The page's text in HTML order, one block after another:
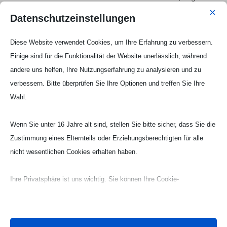
TV Haan in der Solinger Sporthalle Wittkulle.
Am kommenden Samstag empfängt die JSG
TVK/ART den bislang noch verlustpunktfreien
Tabellenführer TV Lobberich. Die Partie findet um
16 Uhr in der Waldsporthalle in Korschenbroich
statt. „Wir hoffen, dass zahlreiche Zuschauer in die
Coach Robert Russek.
Aufstellung und Torschützen der JSG TVK/ART im
Katja Grewe – Laura Wolf (2), Lara Alt, Annika
Russek (7/2), Sina Meyer (3)
Datenschutzeinstellungen ×
Diese Website verwendet Cookies, um Ihre Erfahrung zu verbessern.
Einige sind für die Funktionalität der Website unerlässlich, während
andere uns helfen, Ihre Nutzungserfahrung zu analysieren und zu
verbessern. Bitte überprüfen Sie Ihre Optionen und treffen Sie Ihre
Wahl.
Wenn Sie unter 16 Jahre alt sind, stellen Sie bitte sicher, dass Sie die
Zustimmung eines Elternteils oder Erziehungsberechtigten für alle
nicht wesentlichen Cookies erhalten haben.
Ihre Privatsphäre ist uns wichtig. Sie können Ihre Cookie-
Sie können Ihre Präferenzen jederzeit ändern, indem Sie auf die